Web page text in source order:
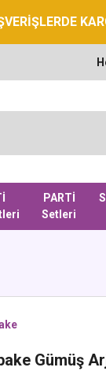
PARTİ
Setleri
Gümüş